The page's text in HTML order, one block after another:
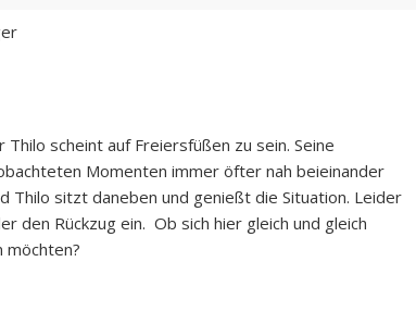
scheint auf Freiersfüßen zu sein. Seine
Momenten immer öfter nah beieinander
Thilo sitzt daneben und genießt die Situation. Leider
Rückzug ein. Ob sich hier gleich und gleich
möchten?